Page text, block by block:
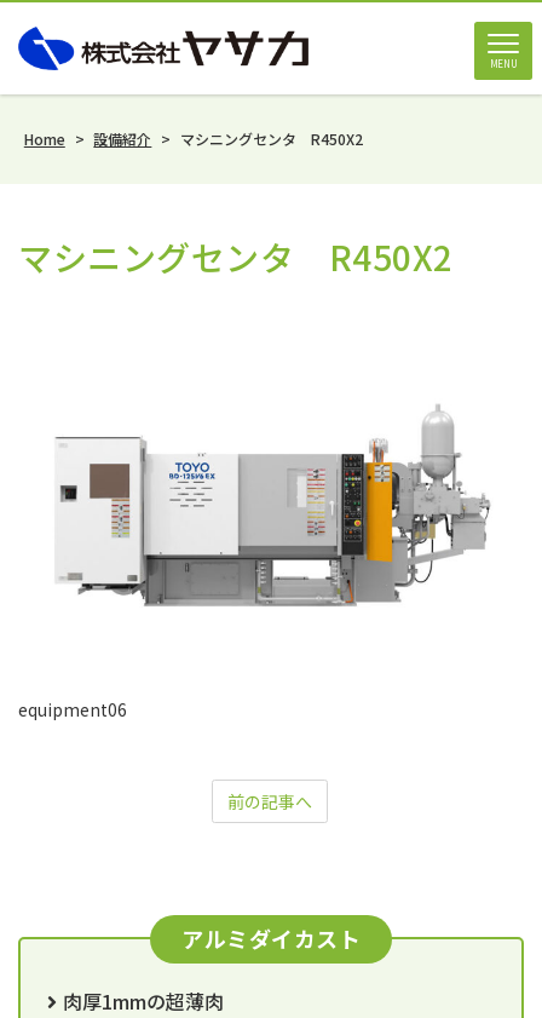
MENU
Home > 設備紹介 > マシニングセンタ R450X2
マシニングセンタ R450X2
equipment06
前の記事へ
アルミダイカスト
肉厚1mmの超薄肉